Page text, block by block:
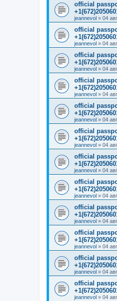
official
jeannevol » 04
official
jeannevol » 04
official
jeannevol » 04
official
jeannevol » 04
official
jeannevol » 04
official
jeannevol » 04
official
jeannevol » 04
official
jeannevol » 04
official
jeannevol » 04
official
jeannevol » 04
official
jeannevol » 04
official
jeannevol » 04